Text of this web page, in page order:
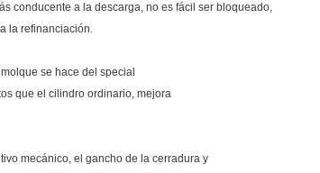
conducente a la descarga, no es fácil ser bloqueado,
la refinanciación.
se hace del special
que el cilindro ordinario, mejora
mecánico, el gancho de la cerradura y